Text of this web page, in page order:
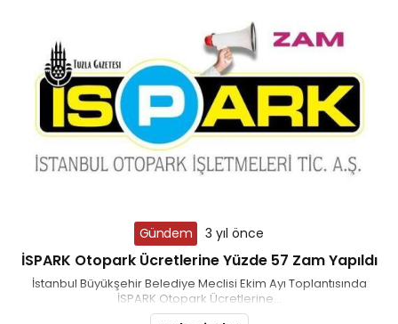
Gündem 3 yıl önce
İSPARK Otopark Ücretlerine Yüzde 57 Zam Yapıldı
İstanbul Büyükşehir Belediye Meclisi Ekim Ayı Toplantısında
İSPARK Otopark Ücretlerine...